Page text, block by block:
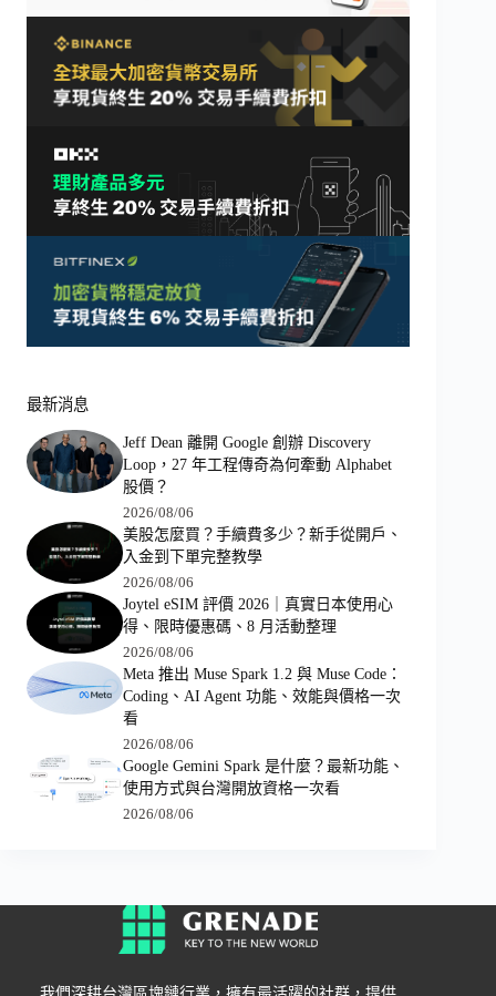
最新消息
Jeff Dean 離開 Google 創辦 Discovery
Loop，27 年工程傳奇為何牽動 Alphabet
股價？
2026/08/06
美股怎麼買？手續費多少？新手從開戶、
入金到下單完整教學
2026/08/06
Joytel eSIM 評價 2026｜真實日本使用心
得、限時優惠碼、8 月活動整理
2026/08/06
Meta 推出 Muse Spark 1.2 與 Muse Code：
Coding、AI Agent 功能、效能與價格一次
看
2026/08/06
Google Gemini Spark 是什麼？最新功能、
使用方式與台灣開放資格一次看
2026/08/06